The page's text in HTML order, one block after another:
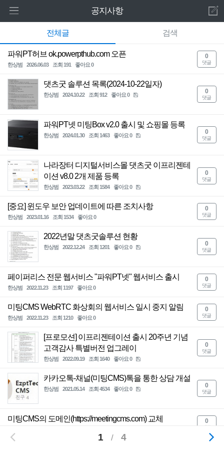
로그인 하세요
주요제품
기타제품
웹서비스
고객센터
공지사항
언론자료
자주묻는질문
고객문의
이용약관
설치사례
회사소개
새 알림
내 알림을 확인하기 위해서는 로그인이 필요합
니다.
공지사항
전체글 검색
1 / 4
0
댓글
파워PT허브 ok.powerpthub.com 오픈
한상범 2026.06.03 조회 191 좋아요 0
0
댓글
댓츠굿 솔루션 목록(2024-10-22일자)
한상범 2024.10.22 조회 912 좋아요 0
0
댓글
파워PT넷 미팅Box v2.0 출시 및 쇼핑몰 등록
한상범 2024.01.30 조회 1463 좋아요 0
0
댓글
나라장터 디지털서비스몰 댓츠굿 이프리젠테
이션 v8.0 2개 제품 등록
한상범 2023.03.22 조회 1584 좋아요 0
0
댓글
[중요] 윈도우 보안 업데이트에 따른 조치사항
한상범 2023.01.16 조회 1534 좋아요 0
0
댓글
2022년말 댓츠굿솔루션 현황
한상범 2022.12.24 조회 1201 좋아요 0
0
댓글
페이퍼리스 전문 웹서비스 "파워PT넷" 웹서비스 출시
한상범 2022.11.23 조회 1197 좋아요 0
0
댓글
미팅CMS WebRTC 화상회의 웹서비스 일시 중지 알림
한상범 2022.11.23 조회 1210 좋아요 0
0
댓글
[프로모션] 이프리젠테이션 출시 20주년 기념
고객감사 특별버전 업그레이
한상범 2022.09.19 조회 1640 좋아요 0
0
댓글
카카오톡-채널(미팅CMS)톡을 통한 상담 개설
한상범 2021.05.14 조회 4534 좋아요 0
0
댓글
미팅CMS의 도메인(https://meetingcms.com) 교체